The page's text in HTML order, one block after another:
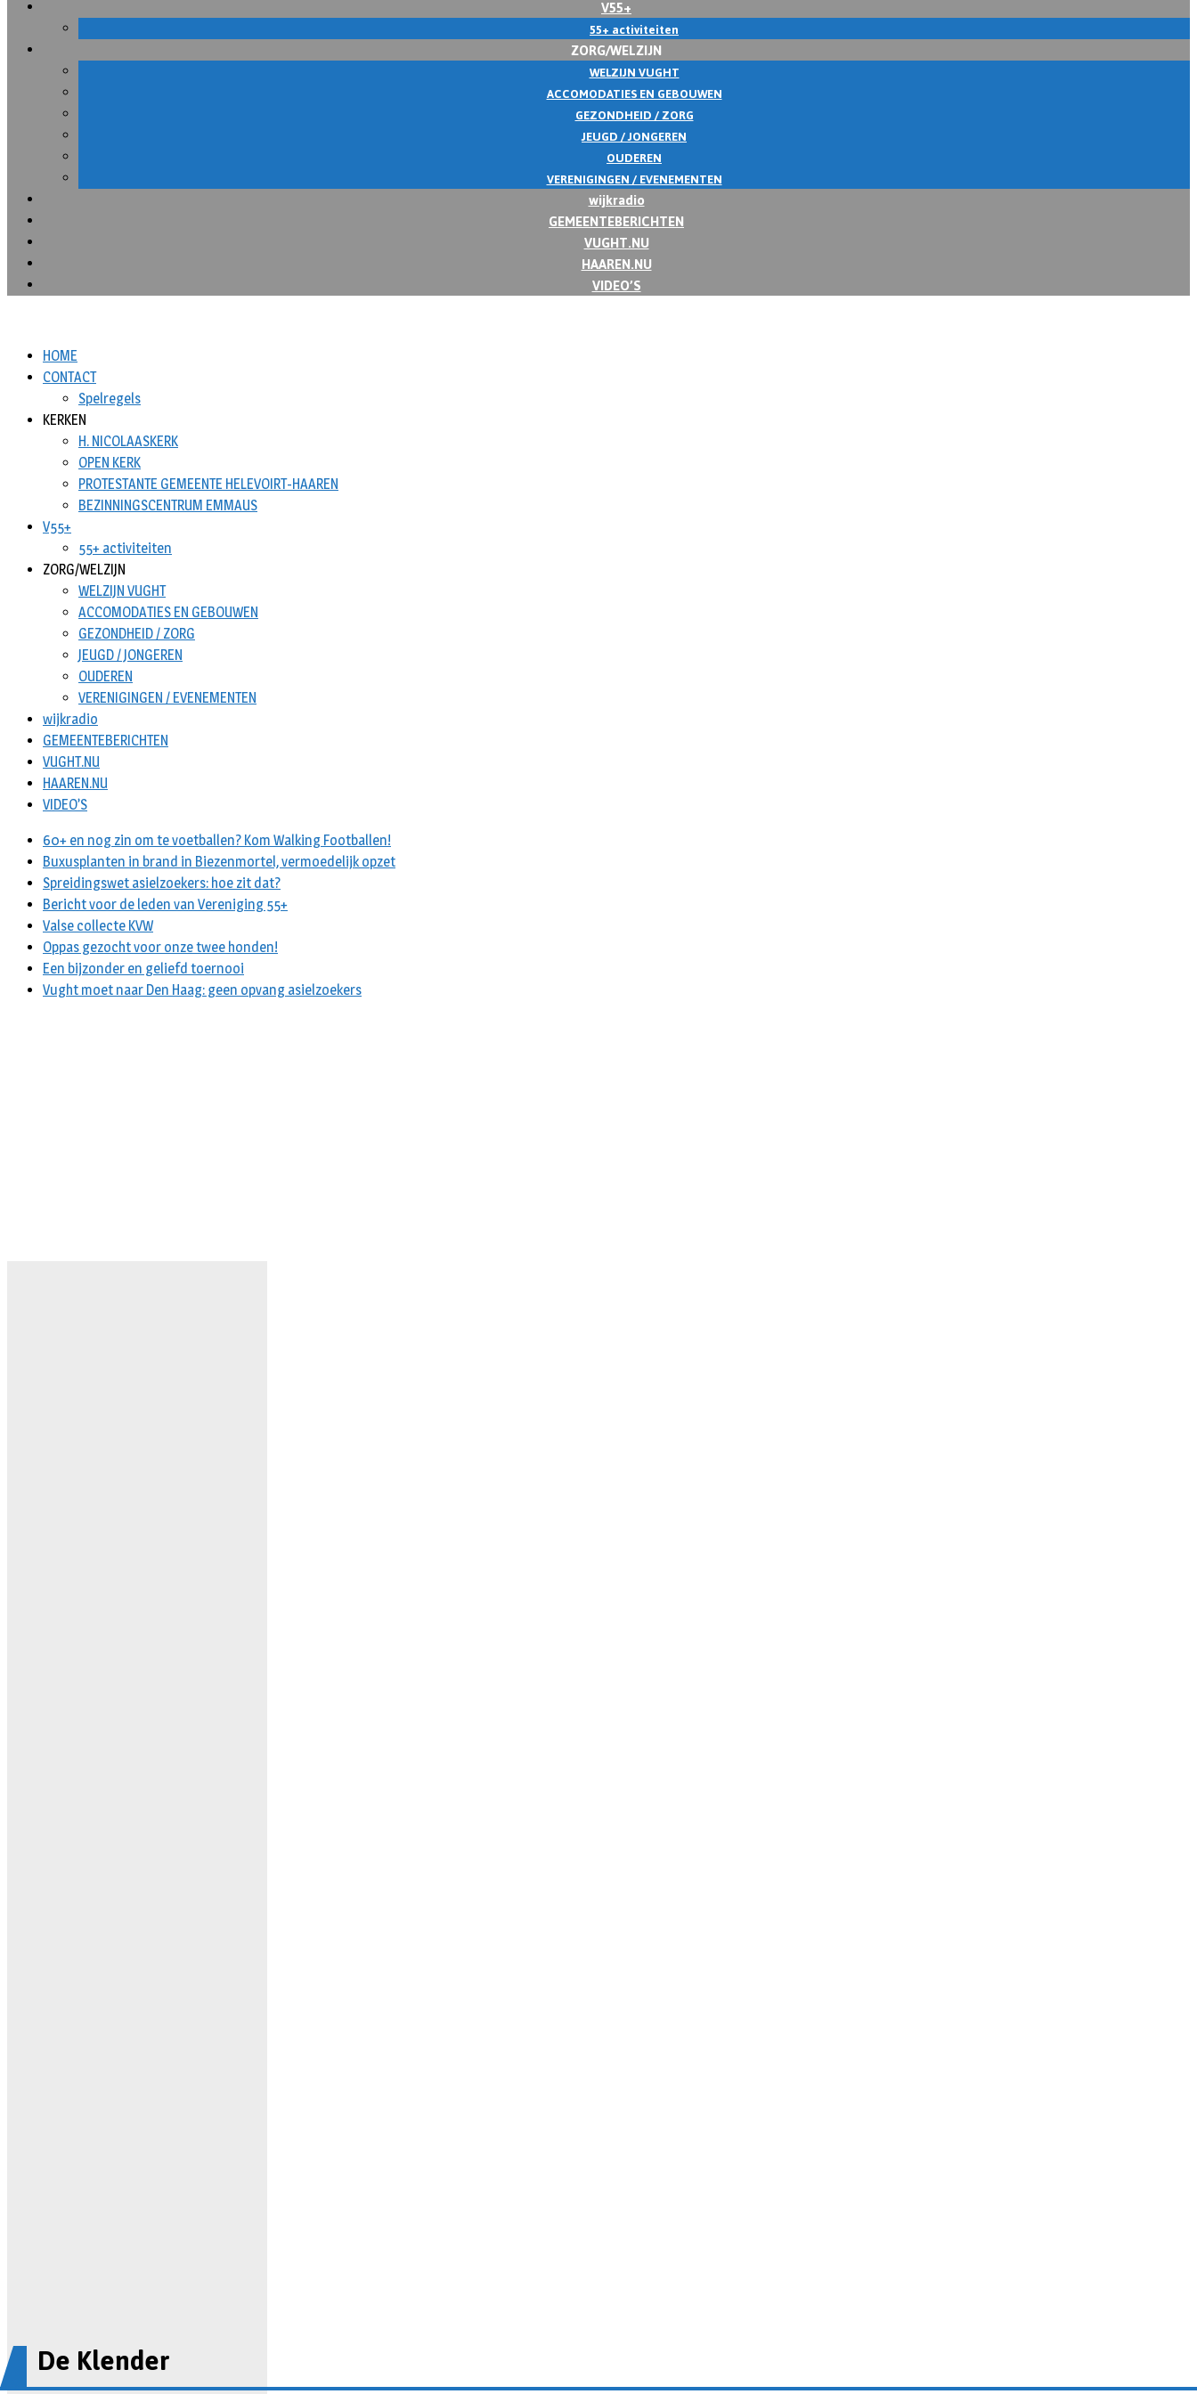
V55+
55+ activiteiten
ZORG/WELZIJN
WELZIJN VUGHT
ACCOMODATIES EN GEBOUWEN
GEZONDHEID / ZORG
JEUGD / JONGEREN
OUDEREN
VERENIGINGEN / EVENEMENTEN
wijkradio
GEMEENTEBERICHTEN
VUGHT.NU
HAAREN.NU
VIDEO’S
HOME
CONTACT
Spelregels
KERKEN
H. NICOLAASKERK
OPEN KERK
PROTESTANTE GEMEENTE HELEVOIRT-HAAREN
BEZINNINGSCENTRUM EMMAUS
V55+
55+ activiteiten
ZORG/WELZIJN
WELZIJN VUGHT
ACCOMODATIES EN GEBOUWEN
GEZONDHEID / ZORG
JEUGD / JONGEREN
OUDEREN
VERENIGINGEN / EVENEMENTEN
wijkradio
GEMEENTEBERICHTEN
VUGHT.NU
HAAREN.NU
VIDEO’S
60+ en nog zin om te voetballen? Kom Walking Footballen!
Buxusplanten in brand in Biezenmortel, vermoedelijk opzet
Spreidingswet asielzoekers: hoe zit dat?
Bericht voor de leden van Vereniging 55+
Valse collecte KVW
Oppas gezocht voor onze twee honden!
Een bijzonder en geliefd toernooi
Vught moet naar Den Haag: geen opvang asielzoekers
De Klender